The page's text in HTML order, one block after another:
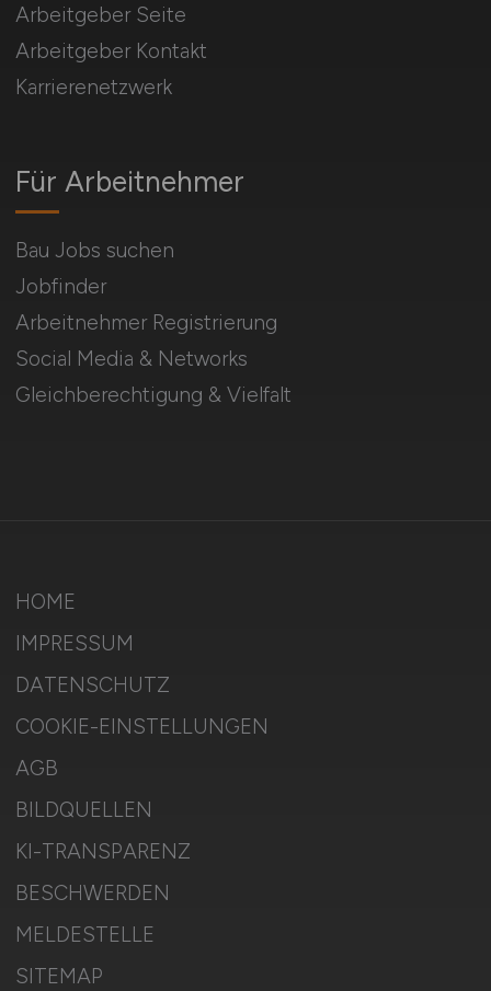
Für Arbeitnehmer
Bau Jobs suchen
Jobfinder
Arbeitnehmer Registrierung
Social Media & Networks
Gleichberechtigung & Vielfalt
Arbeitgeber Seite
Arbeitgeber Kontakt
Karrierenetzwerk
HOME
IMPRESSUM
DATENSCHUTZ
COOKIE-EINSTELLUNGEN
AGB
BILDQUELLEN
KI-TRANSPARENZ
BESCHWERDEN
MELDESTELLE
SITEMAP